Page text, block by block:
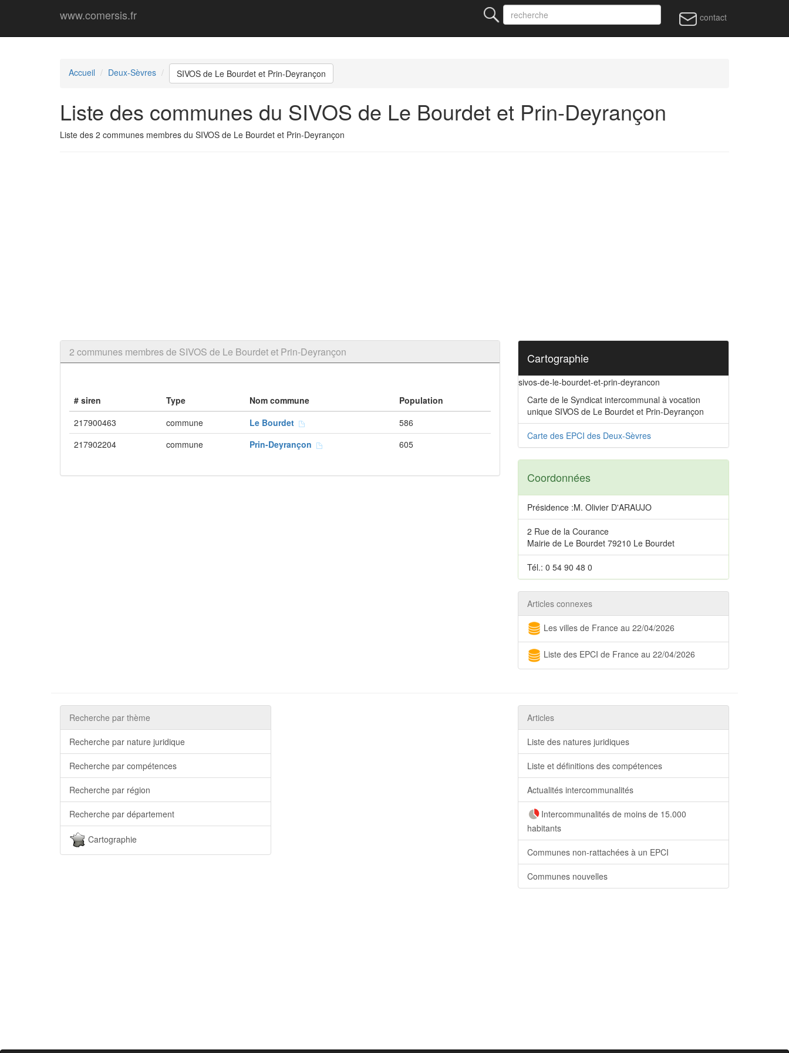
www.comersis.fr contact
Accueil Deux-Sèvres SIVOS de Le Bourdet et Prin-Deyrançon
Liste des communes du SIVOS de Le Bourdet et Prin-Deyrançon
Liste des 2 communes membres du SIVOS de Le Bourdet et Prin-Deyrançon
2 communes membres de SIVOS de Le Bourdet et Prin-Deyrançon
# siren Type Nom commune
Population
217900463
commune Le Bourdet
586
217902204
commune Prin-Deyrançon 605
Cartographie
sivos-de-le-bourdet-et-prin-deyrancon
Carte de le Syndicat intercommunal à vocation
unique SIVOS de Le Bourdet et Prin-Deyrançon
Carte des EPCI des Deux-Sèvres
Coordonnées
Présidence :M. Olivier D'ARAUJO
2 Rue de la Courance
Mairie de Le Bourdet 79210 Le Bourdet
Tél.: 0 54 90 48 0
Articles connexes
Les villes de France au 22/04/2026
Liste des EPCI de France au 22/04/2026
Recherche par thème
Recherche par nature juridique
Recherche par compétences
Recherche par région
Recherche par département
Cartographie
Articles
Liste des natures juridiques
Liste et définitions des compétences
Actualités intercommunalités
Intercommunalités de moins de 15.000
habitants
Communes non-rattachées à un EPCI
Communes nouvelles